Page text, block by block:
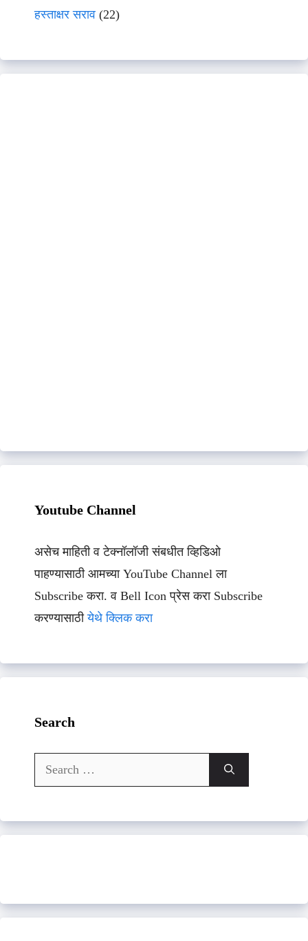
हस्ताक्षर सराव (22)
Youtube Channel
असेच माहिती व टेक्नॉलॉजी संबधीत व्हिडिओ
पाहण्यासाठी आमच्या YouTube Channel ला
Subscribe करा. व Bell Icon प्रेस करा Subscribe
करण्यासाठीयेथे क्लिक करा
Search
Search
for: